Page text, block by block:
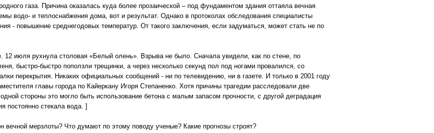
газа. Причина оказалась куда более прозаической – под фундаментом здания оттаяла вечная
водо- и теплоснабжения дома, вот и результат. Однако в протоколах обследования специалисты
- повышение среднегодовых температур. От такого заключения, если задуматься, может стать не по
12 июля рухнула столовая «Белый олень». Взрыва не было. Сначала увидели, как по стене, по
быстро-быстро поползли трещинки, а через несколько секунд пол под ногами провалился, со
перекрытия. Никаких официальных сообщений - ни по телевидению, ни в газете. И только в 2001 году
главы города по Кайеркану Игоря Степаненко. Хотя причины трагедии расследовали две
стороны это могло быть использование бетона с малым запасом прочности, с другой деградация
постоянно стекала вода. ]
вечной мерзлоты? Что думают по этому поводу ученые? Какие прогнозы строят?